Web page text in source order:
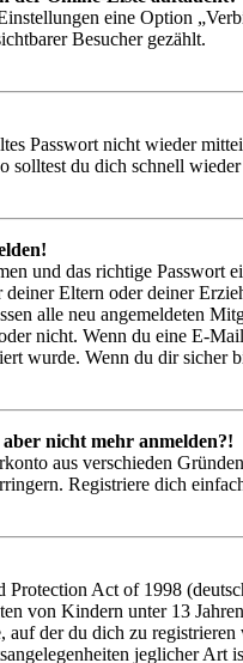
eine Option
Besucher gezählt.
Passwort nicht wieder
solltest du dich schnell
und das richtige Passwort
Eltern oder deiner
alle neu angemeldeten
nicht. Wenn du eine E-
wurde. Wenn du dir sicher
nicht mehr anmelden?!
aus verschieden
Registriere dich
Act of 1998
von Kindern unter 13
der du dich zu
jeglicher Art